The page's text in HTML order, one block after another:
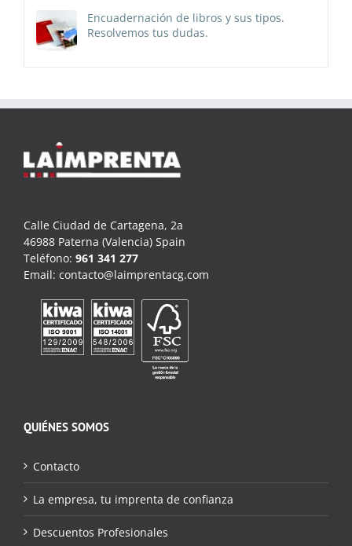
Encuadernación de libros y sus tipos.
Resolvemos tus dudas.
Calle Ciudad de Cartagena, 2a
46988 Paterna (Valencia) Spain
Teléfono: 961 341 277
Email: contacto@laimprentacg.com
QUIÉNES SOMOS
Contacto
La empresa, tu imprenta de confianza
Descuentos Profesionales